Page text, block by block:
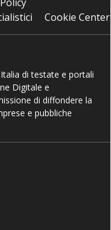
Cookie Center
di testate e portali
Digitale e
di diffondere la
e pubbliche